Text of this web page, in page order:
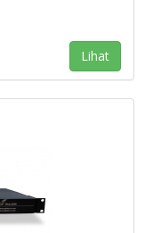
Lihat